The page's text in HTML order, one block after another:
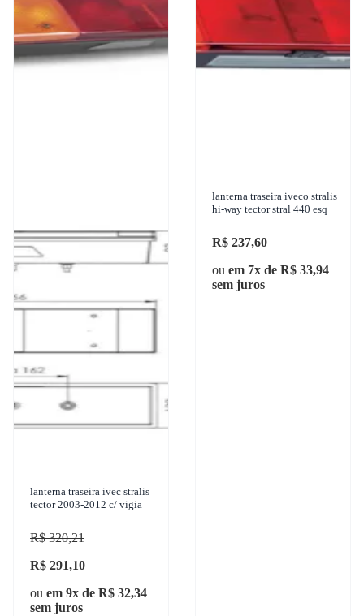
lanterna traseira ivec stralis
tector 2003-2012 c/ vigia
R$ 320,21
R$ 291,10
ou em 9x de R$ 32,34
sem juros
lanterna traseira iveco stralis
hi-way tector stral 440 esq
R$ 237,60
ou em 7x de R$ 33,94
sem juros